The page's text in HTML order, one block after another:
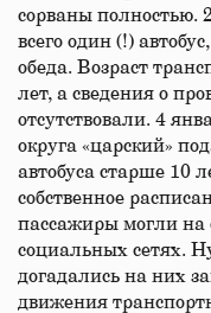
сорваны
всего один (!)
обеда. Возраст
лет, а сведения о
отсутствовали. 4
округа «царский»
автобуса старше 10
собственное
пассажиры могли на
социальных сетях.
догадались на них
движения